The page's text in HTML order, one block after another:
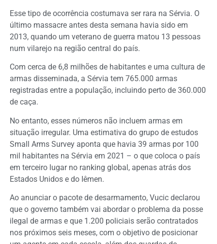
Esse tipo de ocorrência costumava ser rara na Sérvia. O
último massacre antes desta semana havia sido em
2013, quando um veterano de guerra matou 13 pessoas
num vilarejo na região central do país.
Com cerca de 6,8 milhões de habitantes e uma cultura de
armas disseminada, a Sérvia tem 765.000 armas
registradas entre a população, incluindo perto de 360.000
de caça.
No entanto, esses números não incluem armas em
situação irregular. Uma estimativa do grupo de estudos
Small Arms Survey aponta que havia 39 armas por 100
mil habitantes na Sérvia em 2021 – o que coloca o país
em terceiro lugar no ranking global, apenas atrás dos
Estados Unidos e do Iêmen.
Ao anunciar o pacote de desarmamento, Vucic declarou
que o governo também vai abordar o problema da posse
ilegal de armas e que 1.200 policiais serão contratados
nos próximos seis meses, com o objetivo de posicionar